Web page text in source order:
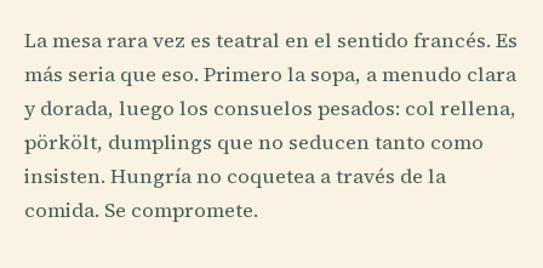
La mesa rara vez es teatral en el sentido francés. Es
más seria que eso. Primero la sopa, a menudo clara
y dorada, luego los consuelos pesados: col rellena,
pörkölt, dumplings que no seducen tanto como
insisten. Hungría no coquetea a través de la
comida. Se compromete.